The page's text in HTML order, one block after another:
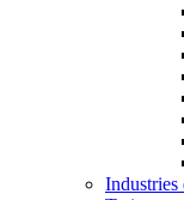
Industries